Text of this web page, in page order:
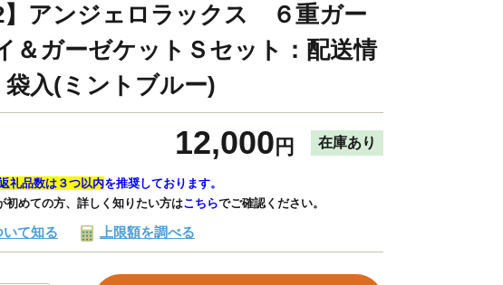
】アンジェロラックス ６重ガー
＆ガーゼケットＳセット：配送情
入(ミントブルー)
12,000 円 在庫あり
礼品数は３つ以内を推奨しております。
初めての方、詳しく知りたい方はこちらでご確認ください。
て知る 上限額を調べる